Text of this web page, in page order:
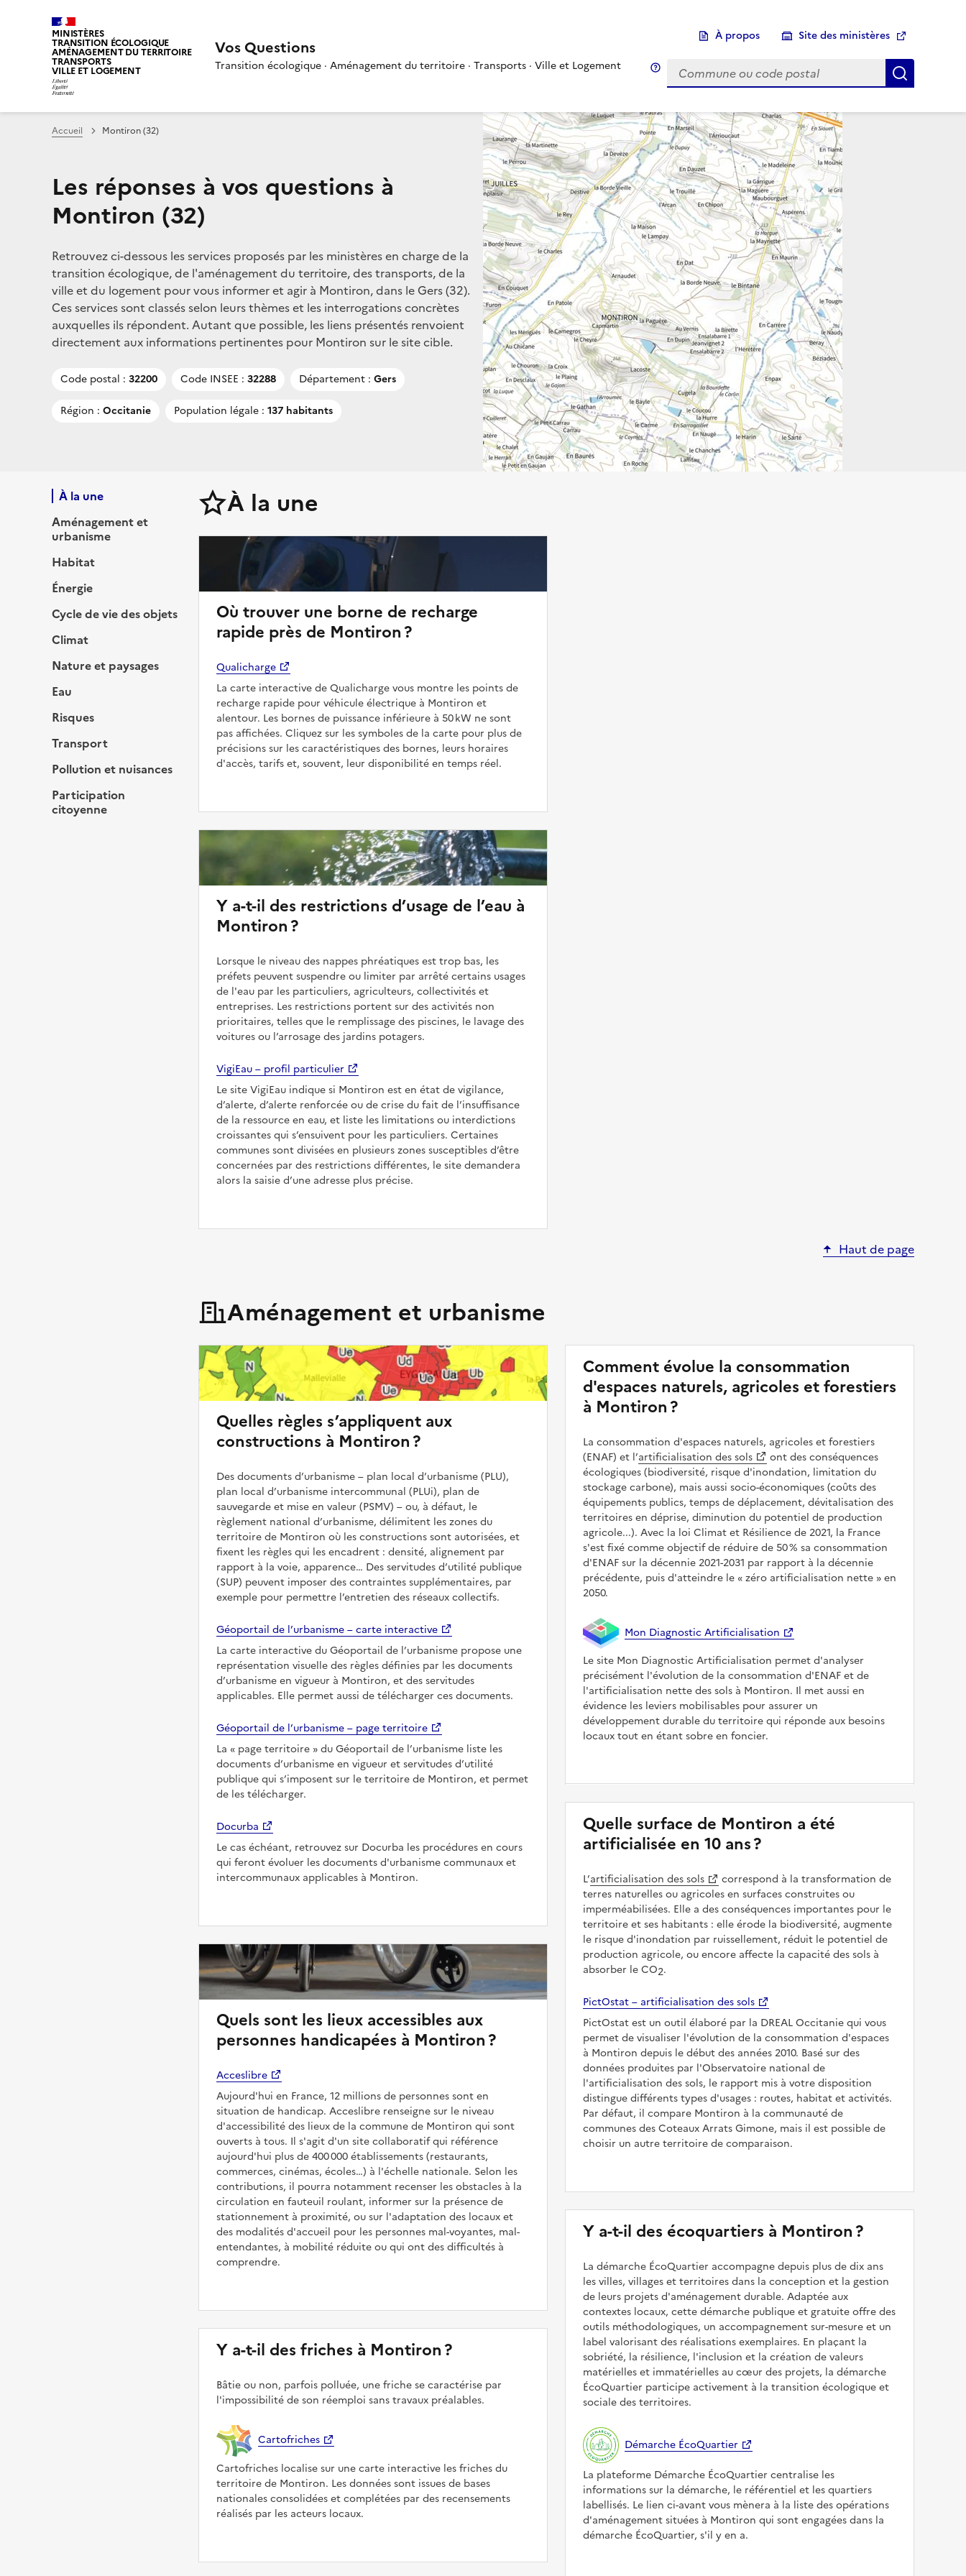
MINISTÈRES
TRANSITION ÉCOLOGIQUE
AMÉNAGEMENT DU TERRITOIRE
TRANSPORTS
VILLE ET LOGEMENT
Vos Questions
Transition écologique · Aménagement du territoire · Transports · Ville et Logement
À propos Site des ministères
Choix d'une commune
Infobulle
Accueil Montiron (32)
Les réponses à vos questions à
Montiron (32)
Retrouvez ci-dessous les services proposés par les ministères en charge de la
transition écologique, de l'aménagement du territoire, des transports, de la
ville et du logement pour vous informer et agir à Montiron, dans le Gers (32).
Ces services sont classés selon leurs thèmes et les interrogations concrètes
auxquelles ils répondent. Autant que possible, les liens présentés renvoient
directement aux informations pertinentes pour Montiron sur le site cible.
Code postal : 32200 Code INSEE : 32288 Département : Gers
Région : Occitanie Population légale : 137 habitants
À la une
Aménagement et
urbanisme
Habitat
Énergie
Cycle de vie des objets
Climat
Nature et paysages
Eau
Risques
Transport
Pollution et nuisances
Participation
citoyenne
À la une
Où trouver une borne de recharge
rapide près de Montiron ?
Qualicharge
La carte interactive de Qualicharge vous montre les points de
recharge rapide pour véhicule électrique à Montiron et
alentour. Les bornes de puissance inférieure à 50 kW ne sont
pas affichées. Cliquez sur les symboles de la carte pour plus de
précisions sur les caractéristiques des bornes, leurs horaires
d'accès, tarifs et, souvent, leur disponibilité en temps réel.
Y a-t-il des restrictions d’usage de l’eau à
Montiron ?
Lorsque le niveau des nappes phréatiques est trop bas, les
préfets peuvent suspendre ou limiter par arrêté certains usages
de l'eau par les particuliers, agriculteurs, collectivités et
entreprises. Les restrictions portent sur des activités non
prioritaires, telles que le remplissage des piscines, le lavage des
voitures ou l’arrosage des jardins potagers.
VigiEau – profil particulier
Le site VigiEau indique si Montiron est en état de vigilance,
d’alerte, d’alerte renforcée ou de crise du fait de l’insuffisance
de la ressource en eau, et liste les limitations ou interdictions
croissantes qui s’ensuivent pour les particuliers. Certaines
communes sont divisées en plusieurs zones susceptibles d’être
concernées par des restrictions différentes, le site demandera
alors la saisie d’une adresse plus précise.
Haut de page
Aménagement et urbanisme
Quelles règles s’appliquent aux
constructions à Montiron ?
Des documents d’urbanisme – plan local d’urbanisme (PLU),
plan local d’urbanisme intercommunal (PLUi), plan de
sauvegarde et mise en valeur (PSMV) – ou, à défaut, le
règlement national d’urbanisme, délimitent les zones du
territoire de Montiron où les constructions sont autorisées, et
fixent les règles qui les encadrent : densité, alignement par
rapport à la voie, apparence… Des servitudes d’utilité publique
(SUP) peuvent imposer des contraintes supplémentaires, par
exemple pour permettre l’entretien des réseaux collectifs.
Géoportail de l’urbanisme – carte interactive
La carte interactive du Géoportail de l’urbanisme propose une
représentation visuelle des règles définies par les documents
d’urbanisme en vigueur à Montiron, et des servitudes
applicables. Elle permet aussi de télécharger ces documents.
Géoportail de l’urbanisme – page territoire
La
page territoire
du Géoportail de l’urbanisme liste les
documents d’urbanisme en vigueur et servitudes d’utilité
publique qui s’imposent sur le territoire de Montiron, et permet
de les télécharger.
Docurba
Le cas échéant, retrouvez sur Docurba les procédures en cours
qui feront évoluer les documents d'urbanisme communaux et
intercommunaux applicables à Montiron.
Quels sont les lieux accessibles aux
personnes handicapées à Montiron ?
Acceslibre
Aujourd'hui en France, 12 millions de personnes sont en
situation de handicap. Acceslibre renseigne sur le niveau
d'accessibilité des lieux de la commune de Montiron qui sont
ouverts à tous. Il s'agit d'un site collaboratif qui référence
aujourd'hui plus de 400 000 établissements (restaurants,
commerces, cinémas, écoles…) à l'échelle nationale. Selon les
contributions, il pourra notamment recenser les obstacles à la
circulation en fauteuil roulant, informer sur la présence de
stationnement à proximité, ou sur l'adaptation des locaux et
des modalités d'accueil pour les personnes mal-voyantes, mal-
entendantes, à mobilité réduite ou qui ont des difficultés à
comprendre.
Y a-t-il des friches à Montiron ?
Bâtie ou non, parfois polluée, une friche se caractérise par
l'impossibilité de son réemploi sans travaux préalables.
Cartofriches
Cartofriches localise sur une carte interactive les friches du
territoire de Montiron. Les données sont issues de bases
nationales consolidées et complétées par des recensements
réalisés par les acteurs locaux.
Comment évolue la consommation
d'espaces naturels, agricoles et forestiers
à Montiron ?
La consommation d'espaces naturels, agricoles et forestiers
(ENAF) et l’artificialisation des sols
ont des conséquences
écologiques (biodiversité, risque d'inondation, limitation du
stockage carbone), mais aussi socio-économiques (coûts des
équipements publics, temps de déplacement, dévitalisation des
territoires en déprise, diminution du potentiel de production
agricole...). Avec la loi Climat et Résilience de 2021, la France
s'est fixé comme objectif de réduire de 50 % sa consommation
d'ENAF sur la décennie 2021-2031 par rapport à la décennie
précédente, puis d'atteindre le zéro artificialisation nette en
2050.
Mon Diagnostic Artificialisation
Le site Mon Diagnostic Artificialisation permet d'analyser
précisément l'évolution de la consommation d'ENAF et de
l'artificialisation nette des sols à Montiron. Il met aussi en
évidence les leviers mobilisables pour assurer un
développement durable du territoire qui réponde aux besoins
locaux tout en étant sobre en foncier.
Quelle surface de Montiron a été
artificialisée en 10 ans ?
L’artificialisation des sols
correspond à la transformation de
terres naturelles ou agricoles en surfaces construites ou
imperméabilisées. Elle a des conséquences importantes pour le
territoire et ses habitants : elle érode la biodiversité, augmente
le risque d'inondation par ruissellement, réduit le potentiel de
production agricole, ou encore affecte la capacité des sols à
absorber le CO2.
PictOstat – artificialisation des sols
PictOstat est un outil élaboré par la DREAL Occitanie qui vous
permet de visualiser l'évolution de la consommation d'espaces
à Montiron depuis le début des années 2010. Basé sur des
données produites par l'Observatoire national de
l'artificialisation des sols, le rapport mis à votre disposition
distingue différents types d'usages : routes, habitat et activités.
Par défaut, il compare Montiron à la communauté de
communes des Coteaux Arrats Gimone, mais il est possible de
choisir un autre territoire de comparaison.
Y a-t-il des écoquartiers à Montiron ?
La démarche ÉcoQuartier accompagne depuis plus de dix ans
les villes, villages et territoires dans la conception et la gestion
de leurs projets d'aménagement durable. Adaptée aux
contextes locaux, cette démarche publique et gratuite offre des
outils méthodologiques, un accompagnement sur-mesure et un
label valorisant des réalisations exemplaires. En plaçant la
sobriété, la résilience, l'inclusion et la création de valeurs
matérielles et immatérielles au cœur des projets, la démarche
ÉcoQuartier participe activement à la transition écologique et
sociale des territoires.
Démarche ÉcoQuartier
La plateforme Démarche ÉcoQuartier centralise les
informations sur la démarche, le référentiel et les quartiers
labellisés. Le lien ci-avant vous mènera à la liste des opérations
d'aménagement situées à Montiron qui sont engagées dans la
démarche ÉcoQuartier, s'il y en a.